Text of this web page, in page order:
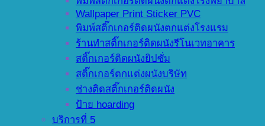
Wallpaper Print Sticker PVC
พิมพ์สติ๊กเกอร์ติดผนังตกแต่งโรงแรม
ร้านทำสติ๊กเกอร์ติดผนังรีโนเวทอาคาร
สติ๊กเกอร์ติดผนังยิปซั่ม
สติ๊กเกอร์ตกแต่งผนังบริษัท
ช่างติดสติ๊กเกอร์ติดผนัง
ป้าย hoarding
บริการที่ 5